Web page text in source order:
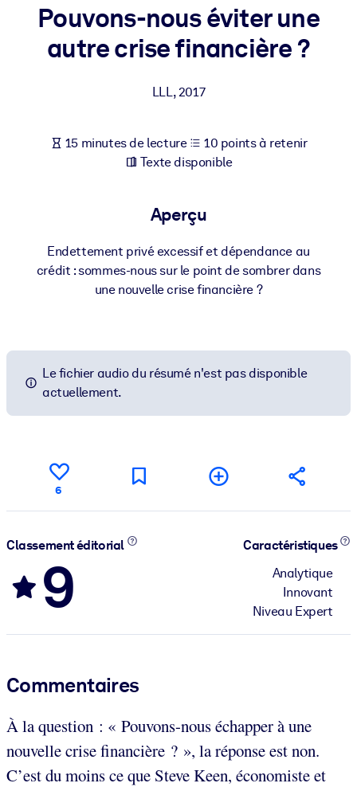
PAR SYSTÈME
Intégrez des connaissances vérifiées et concises dans votre
Pour bibliothèques d'entreprise
Enrichissez votre bibliothèque d'entreprise avec des
Pour les systèmes d’IA
Alimentez vos systèmes d'IA avec des connaissances fiables et
structurées pour améliorer les résultats.
Pouvons-nous éviter une
autre crise financière ?
LLL,2017
15 minutes de lecture
10 points à retenir
Texte disponible
Aperçu
Endettement privé excessif et dépendance au
crédit : sommes-nous sur le point de sombrer dans
une nouvelle crise financière ?
Le fichier audio du résumé n'est pas disponible
actuellement.
6
Classement éditorial
9
Caractéristiques
Analytique
Innovant
Niveau Expert
Commentaires
À la question : « Pouvons-nous échapper à une
nouvelle crise financière ? », la réponse est non.
C’est du moins ce que Steve Keen, économiste et